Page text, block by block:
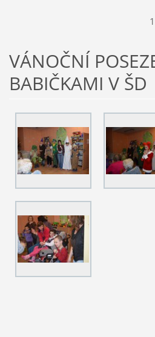
1
VÁNOČNÍ
BABIČKAMI V ŠD